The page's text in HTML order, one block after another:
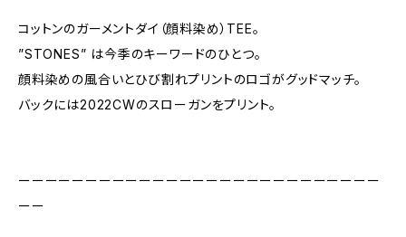
コットンのガーメントダイ（顔料染め）TEE。
”STONES” は今季のキーワードのひとつ。
顔料染めの風合いとひび割れプリントのロゴがグッドマッチ。
バックには2022CWのスローガンをプリント。
ーーーーーーーーーーーーーーーーーーーーーーーーーーー
ーー